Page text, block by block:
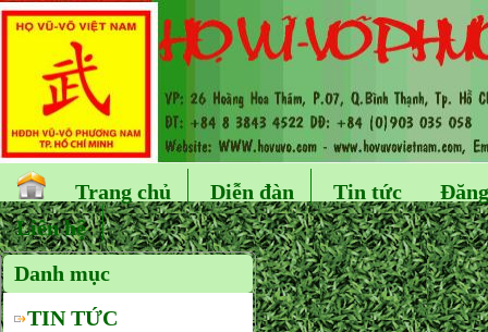
Trang chủ Diễn đàn Tin tức
Liên hệ
Danh mục
TIN TỨC